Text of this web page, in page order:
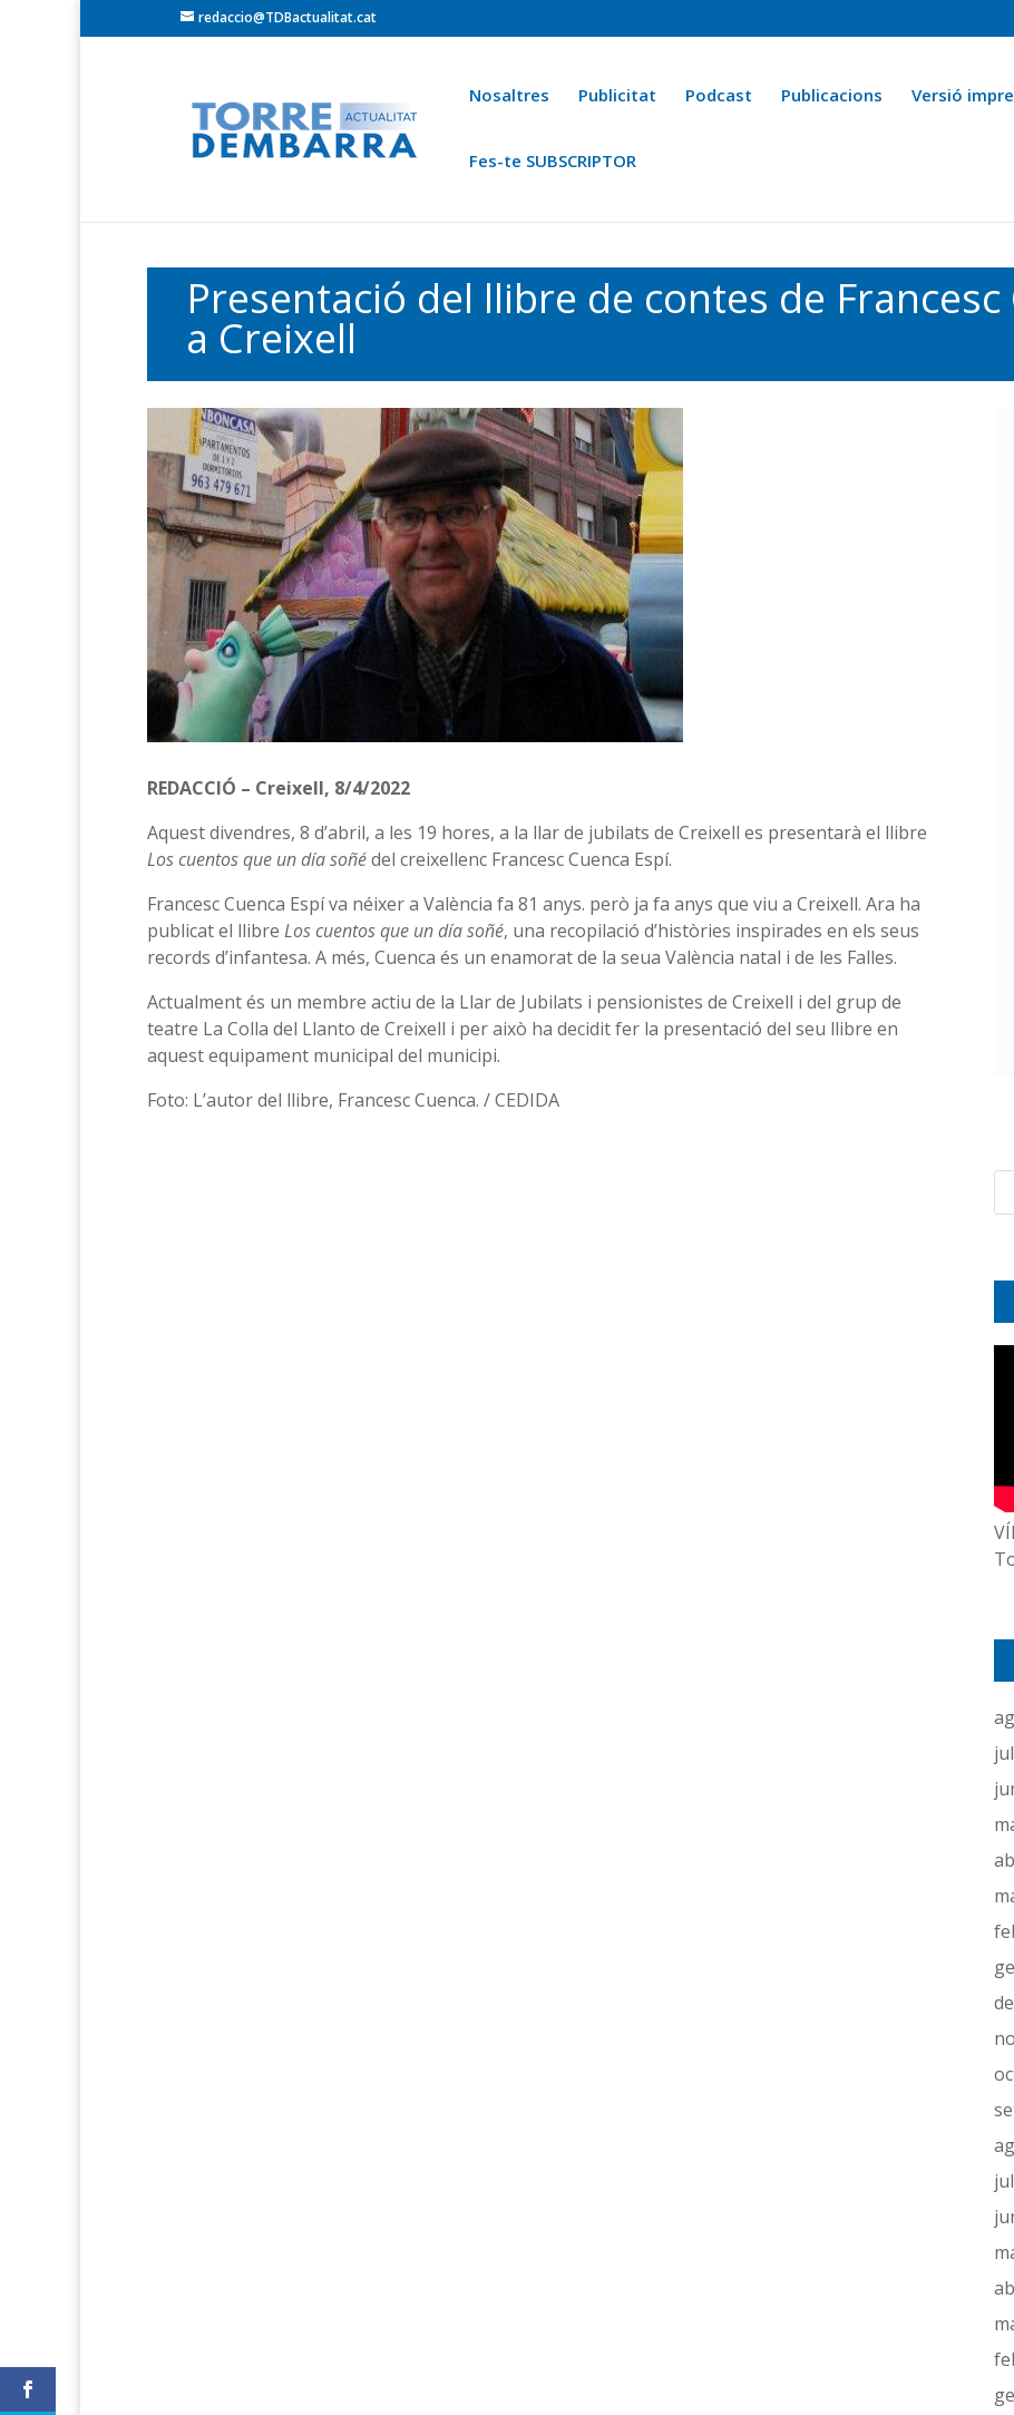
redaccio@TDBactualitat.cat
Nosaltres Publicitat Podcast Publicacions Versió
Fes-te SUBSCRIPTOR
Crònica Ara fa 25 anys
Presentació del llibre de contes de Francesc
a Creixell
REDACCIÓ – Creixell, 8/4/2022
Aquest divendres, 8 d’abril, a les 19 hores, a la llar de jubilats de Creixell es presentarà el llibre
Los cuentos que un día soñédel creixellenc Francesc Cuenca Espí.
Francesc Cuenca Espí va néixer a València fa 81 anys. però ja fa anys que viu a Creixell. Ara ha
publicat el llibre Los cuentos que un día soñé, una recopilació d’històries inspirades en els seus
records d’infantesa. A més, Cuenca és un enamorat de la seua València natal i de les Falles.
Actualment és un membre actiu de la Llar de Jubilats i pensionistes de Creixell i del grup de
teatre La Colla del Llanto de Creixell i per això ha decidit fer la presentació del seu llibre en
aquest equipament municipal del municipi.
Foto: L’autor del llibre, Francesc Cuenca. / CEDIDA